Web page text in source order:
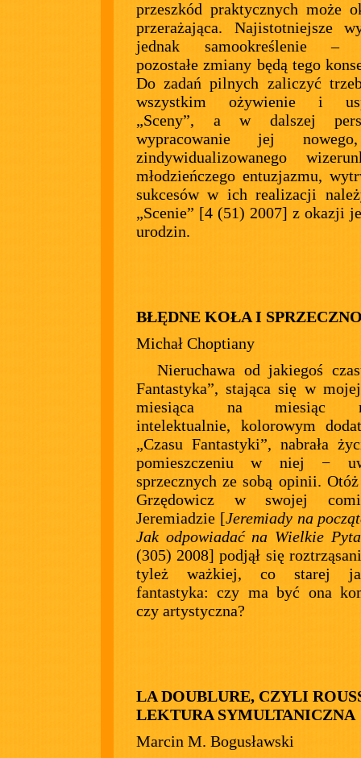
przeszkód praktycznych może
przerażająca. Najistotniejsze
jednak samookreślenie –
pozostałe zmiany będą tego
Do zadań pilnych zaliczyć
wszystkim ożywienie i
„Sceny”, a w dalszej
wypracowanie jej
zindywidualizowanego
młodzieńczego entuzjazmu,
sukcesów w ich realizacji
„Scenie” [4 (51) 2007] z okazji
urodzin.
BŁĘDNE KOŁA I
Michał Choptiany
Nieruchawa od jakiegoś
Fantastyka”, stająca się w
miesiąca na miesiąc
intelektualnie, kolorowym
„Czasu Fantastyki”, nabrała
pomieszczeniu w niej −
sprzecznych ze sobą opinii. Otóż
Grzędowicz w swojej
Jeremiadzie [Jeremiady na
Jak odpowiadać na Wielkie
(305) 2008] podjął się
tyleż ważkiej, co starej
fantastyka: czy ma być ona
czy artystyczna?
LA DOUBLURE, CZYLI
LEKTURA SYMULTANICZNA
Marcin M. Bogusławski